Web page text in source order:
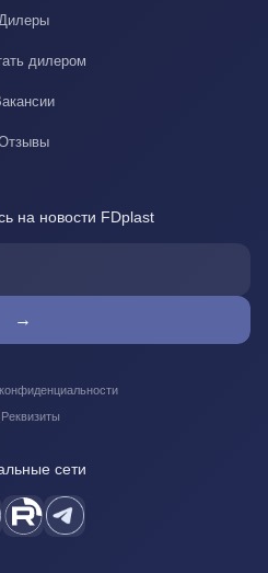
Дилеры
дилером
на новости FDplast
→
Реквизиты
сети